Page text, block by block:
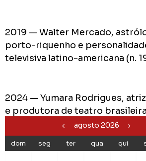
2019 — Walter Mercado,
porto-riquenho e
televisiva latino-americana (n.
2024 — Yumara Rodrigues,
e produtora de teatro brasileira
agosto 2026
dom seg ter qua qui